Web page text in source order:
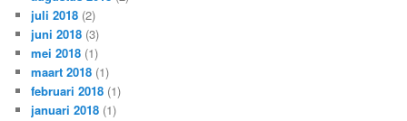
juli 2018 (2)
juni 2018 (3)
mei 2018 (1)
maart 2018 (1)
februari 2018 (1)
januari 2018 (1)